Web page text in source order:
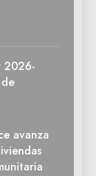
2026-
avanza